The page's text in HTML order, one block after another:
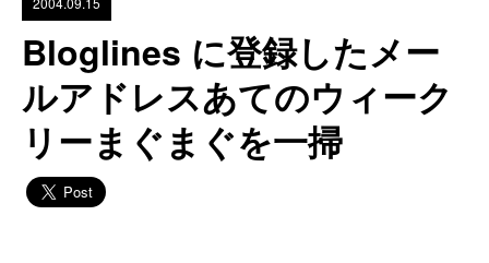
Bloglines に登録したメー
ルアドレスあてのウィーク
リーまぐまぐを一掃